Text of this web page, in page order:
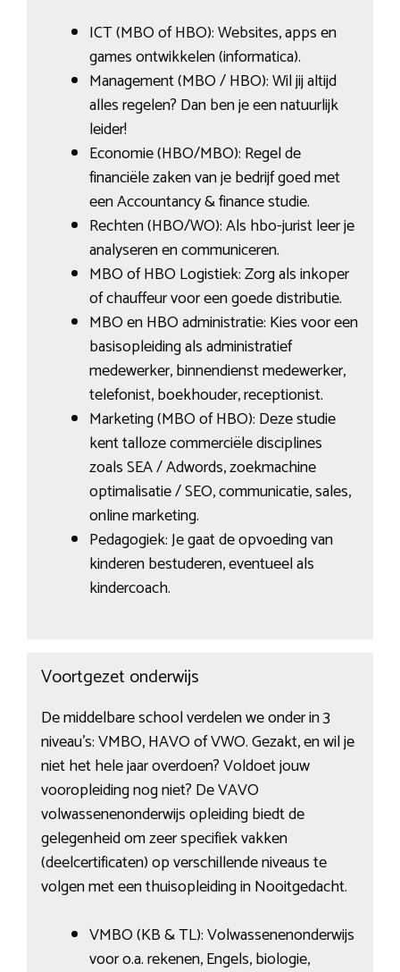
ICT (MBO of HBO): Websites, apps en
games ontwikkelen (informatica).
Management (MBO / HBO): Wil jij altijd
alles regelen? Dan ben je een natuurlijk
leider!
Economie (HBO/MBO): Regel de
financiële zaken van je bedrijf goed met
een Accountancy & finance studie.
Rechten (HBO/WO): Als hbo-jurist leer je
analyseren en communiceren.
MBO of HBO Logistiek: Zorg als inkoper
of chauffeur voor een goede distributie.
MBO en HBO administratie: Kies voor een
basisopleiding als administratief
medewerker, binnendienst medewerker,
telefonist, boekhouder, receptionist.
Marketing (MBO of HBO): Deze studie
kent talloze commerciële disciplines
zoals SEA / Adwords, zoekmachine
optimalisatie / SEO, communicatie, sales,
online marketing.
Pedagogiek: Je gaat de opvoeding van
kinderen bestuderen, eventueel als
kindercoach.
Voortgezet onderwijs
De middelbare school verdelen we onder in 3
niveau’s: VMBO, HAVO of VWO. Gezakt, en wil je
niet het hele jaar overdoen? Voldoet jouw
vooropleiding nog niet? De VAVO
volwassenenonderwijs opleiding biedt de
gelegenheid om zeer specifiek vakken
(deelcertificaten) op verschillende niveaus te
volgen met een thuisopleiding in Nooitgedacht.
VMBO (KB & TL): Volwassenenonderwijs
voor o.a. rekenen, Engels, biologie,